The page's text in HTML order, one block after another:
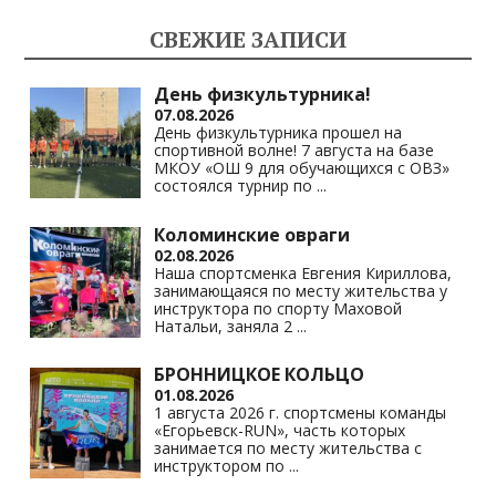
as
s
ni
ki
a
m
A
p
p
Li
n
k
СВЕЖИЕ ЗАПИСИ
День физкультурника!
07.08.2026
День физкультурника прошел на
спортивной волне! 7 августа на базе
МКОУ «ОШ 9 для обучающихся с ОВЗ»
состоялся турнир по ...
Коломинские овраги
02.08.2026
Наша спортсменка Евгения Кириллова,
занимающаяся по месту жительства у
инструктора по спорту Маховой
Натальи, заняла 2 ...
БРОННИЦКОЕ КОЛЬЦО
01.08.2026
1 августа 2026 г. спортсмены команды
«Егорьевск-RUN», часть которых
занимается по месту жительства с
инструктором по ...